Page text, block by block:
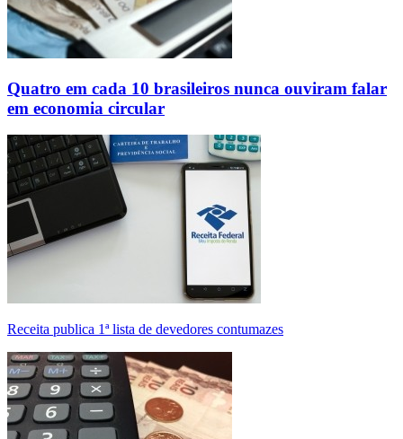
Quatro em cada 10 brasileiros nunca ouviram falar
em economia circular
Receita publica 1ª lista de devedores contumazes